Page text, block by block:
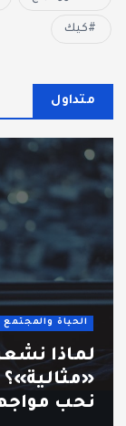
كيك
متداول
الحياة والمجتمع
لماذا
«مثالية»؟
نحب